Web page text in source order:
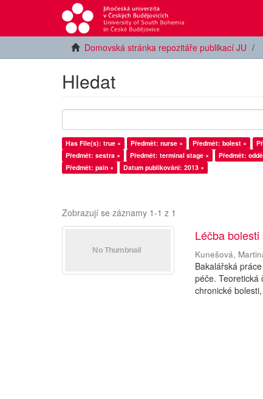
Domovská stránka repozitáře publikací JU
Hledat
Has File(s): true × Předmět: nurse × Předmět: bolest ×
Předmět: sestra ×
Předmět: terminal stage × Předmět:
Předmět: pain ×
Datum publikování: 2013 ×
Zobrazují se záznamy 1-1 z 1
Léčba
Kunešová,
Bakalářská
péče. Teoretická
chronické